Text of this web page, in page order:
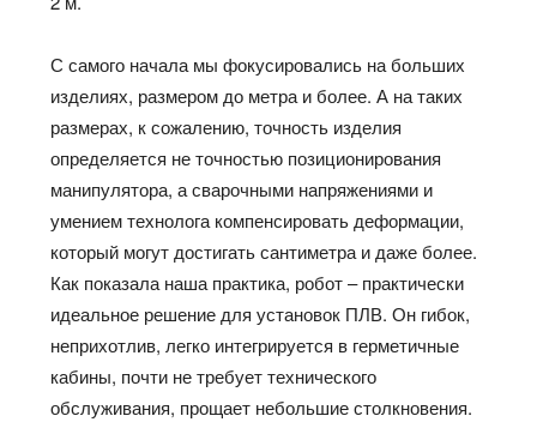
С самого начала мы фокусировались на больших
изделиях, размером до метра и более. А на таких
размерах, к сожалению, точность изделия
определяется не точностью позиционирования
манипулятора, а сварочными напряжениями и
умением технолога компенсировать деформации,
который могут достигать сантиметра и даже более.
Как показала наша практика, робот – практически
идеальное решение для установок ПЛВ. Он гибок,
неприхотлив, легко интегрируется в герметичные
кабины, почти не требует технического
обслуживания, прощает небольшие столкновения.